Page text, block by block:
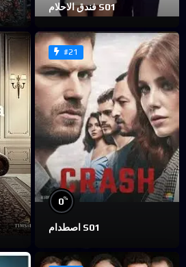
فندق الاحلام S01
#21
0%
اصطدام S01